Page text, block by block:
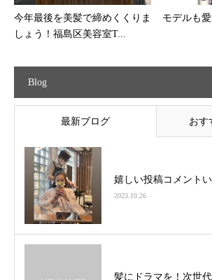
今年最後を美髪で締めくくりま
しょう！福島区美容室T...
モデルも
Blog
最新ブログ おす
嬉しい投稿コメント
2023.10.26
髪にドラマを！次世